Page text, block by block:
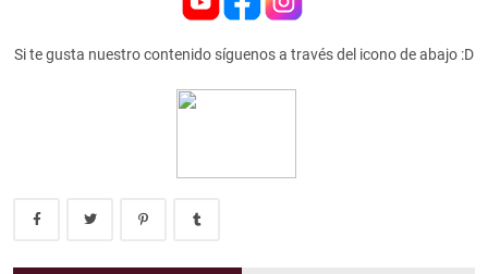
Si te gusta nuestro contenido síguenos a través del icono de abajo :D